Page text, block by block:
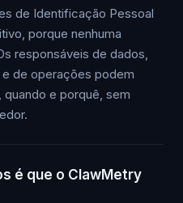
de Identificação Pessoal
porque nenhuma
responsáveis de dados,
de operações podem
e porquê, sem
é que o ClawMetry